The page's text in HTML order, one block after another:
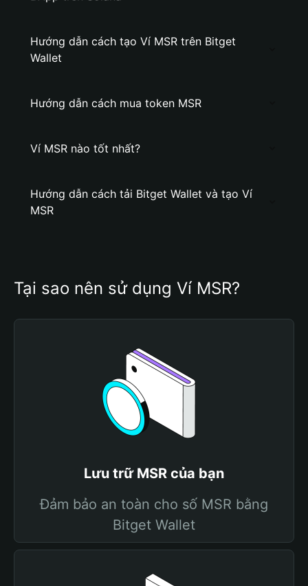
Hướng dẫn cách tạo Ví MSR trên Bitget
Wallet
Hướng dẫn cách mua token MSR
Ví MSR nào tốt nhất?
Hướng dẫn cách tải Bitget Wallet và tạo Ví
MSR
Tại sao nên sử dụng Ví MSR?
Lưu trữ MSR của bạn
Đảm bảo an toàn cho số MSR bằng
Bitget Wallet